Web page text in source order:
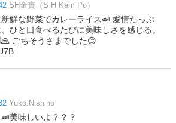
SH金寶（S H Kam Po）
鮮な野菜でカレーライス🍛 愛情たっぷ
ひと口食べるたびに美味しさを感じる。
ごちそうさまでした😊
Yuko.Nishino
美味しいよ？？？